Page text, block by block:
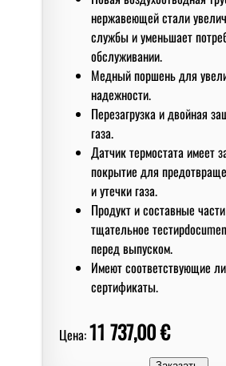
нержавеющей стали
службы и уменьшает
обслуживании.
Медный поршень для
надежности.
Перезагрузка и двойная
газа.
Датчик термостата имеет
покрытие для
и утечки газа.
Продукт и составные
тщательное
перед выпуском.
Имеют соответствующие
сертификаты.
Цена:11 737,00 €